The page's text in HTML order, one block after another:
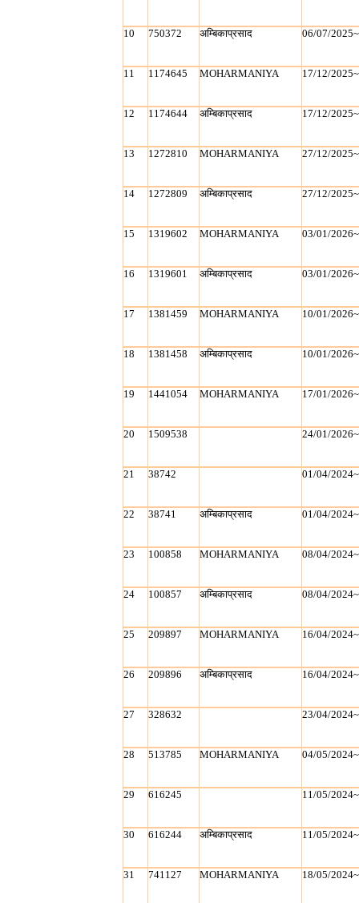
10 750372 अम्बिकाप्रसाद 06/07/
11 1174645 MOHARMANIYA 17/12/
12 1174644 अम्बिकाप्रसाद 17/12/
13 1272810 MOHARMANIYA 27/12/
14 1272809 अम्बिकाप्रसाद 27/12/
15 1319602 MOHARMANIYA 03/01/
16 1319601 अम्बिकाप्रसाद 03/01/
17 1381459 MOHARMANIYA 10/01/
18 1381458 अम्बिकाप्रसाद 10/01/
19 1441054 MOHARMANIYA 17/01/
20 1509538 24/01/
21 38742 01/04/
22 38741 अम्बिकाप्रसाद 01/04/
23 100858 MOHARMANIYA 08/04/
24 100857 अम्बिकाप्रसाद 08/04/
25 209897 MOHARMANIYA 16/04/
26 209896 अम्बिकाप्रसाद 16/04/
27 328632 23/04/
28 513785 MOHARMANIYA 04/05/
29 616245 11/05/
30 616244 अम्बिकाप्रसाद 11/05/
31 741127 MOHARMANIYA 18/05/